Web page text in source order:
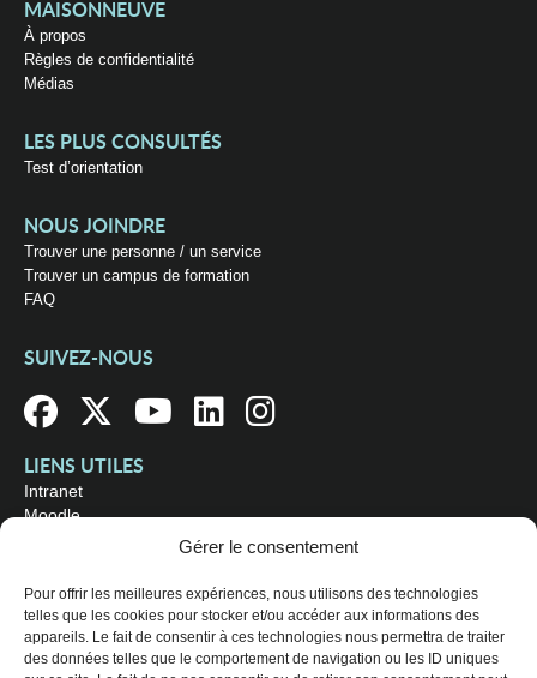
Gérer le consentement
Pour offrir les meilleures expériences, nous utilisons des technologies
telles que les cookies pour stocker et/ou accéder aux informations des
appareils. Le fait de consentir à ces technologies nous permettra de traiter
des données telles que le comportement de navigation ou les ID uniques
MAISONNEUVE
À propos
Règles de confidentialité
Médias
LES PLUS CONSULTÉS
Test d’orientation
NOUS JOINDRE
Trouver une personne / un service
Trouver un campus de formation
FAQ
SUIVEZ-NOUS
LIENS UTILES
Intranet
Moodle
OÙ NOUS TROUVER
Campus principal
3800, rue Sherbrooke Est